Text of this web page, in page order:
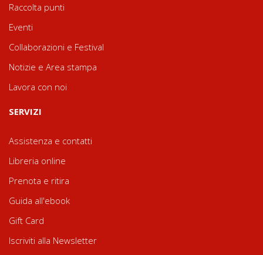
Raccolta punti
Eventi
Collaborazioni e Festival
Notizie e Area stampa
Lavora con noi
SERVIZI
Assistenza e contatti
Libreria online
Prenota e ritira
Guida all'ebook
Gift Card
Iscriviti alla Newsletter